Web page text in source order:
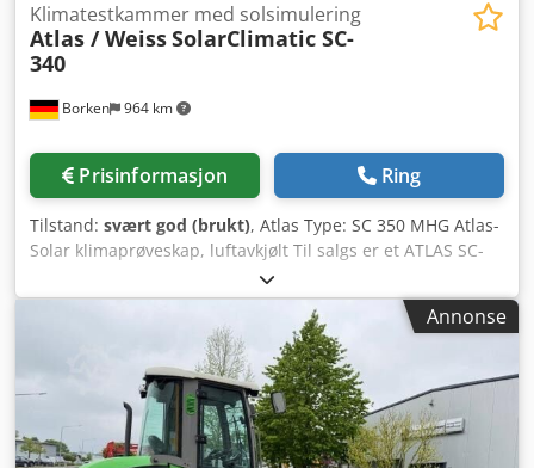
Borken 964 km
Klimatestkammer med solsimulering
Atlas / WeissSolarClimatic SC-
340
Prisinformasjon Ring
Tilstand: svært god (brukt), Atlas Type: SC 350 MHG Atlas-
Solar klimaprøveskap, luftavkjølt Til salgs er et ATLAS SC-
340 MHG SolarClimatic testskap (klimakammer med
simulert sollys via MHG-lampe). Denne enheten er egnet
for normerte værbestandighets- og aldringstester under
kombinert påvirkning av stråling, temperatur og klima.
Utstyr & Spesialfunksjoner: - Presis temperatur- og
fuktighetskontroll - Integrert luftfuktesystem med vanntank
- Kjøling via vann- eller luftsystem (valgfritt) -
Gjennomføringer for måleledninger - Styring via
Annonse